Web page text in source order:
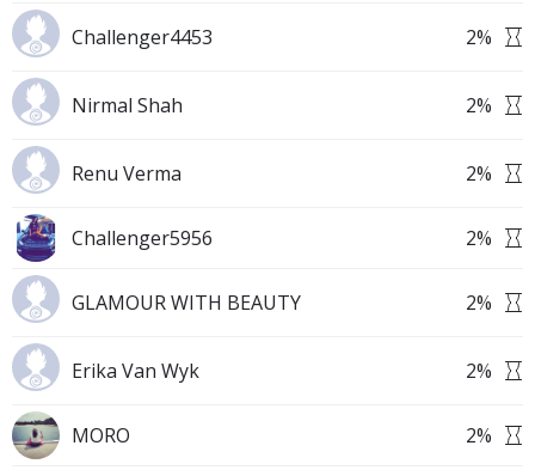
Challenger4453 2%
Nirmal Shah 2%
Renu Verma 2%
Challenger5956 2%
GLAMOUR WITH BEAUTY 2%
Erika Van Wyk 2%
MORO 2%